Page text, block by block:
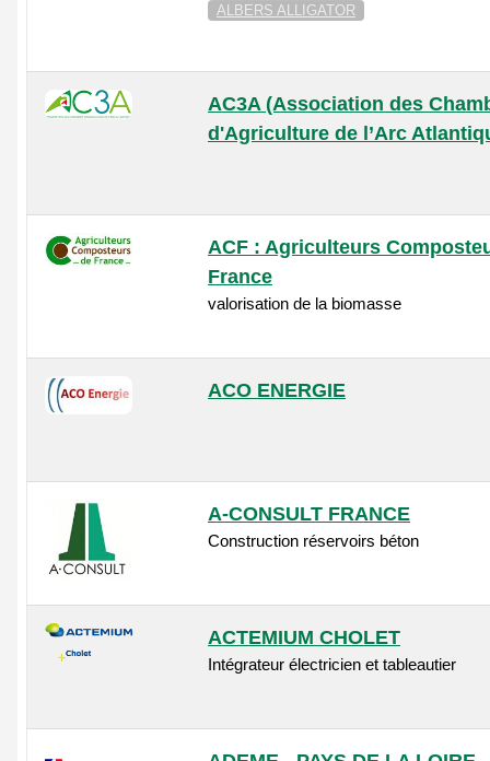
ALBERS ALLIGATOR
AC3A (Association des
d'Agriculture de l’Arc
ACF : Agriculteurs
France
valorisation de la biomasse
ACO ENERGIE
A-CONSULT FRANCE
Construction réservoirs béton
ACTEMIUM CHOLET
Intégrateur électricien et tableautier